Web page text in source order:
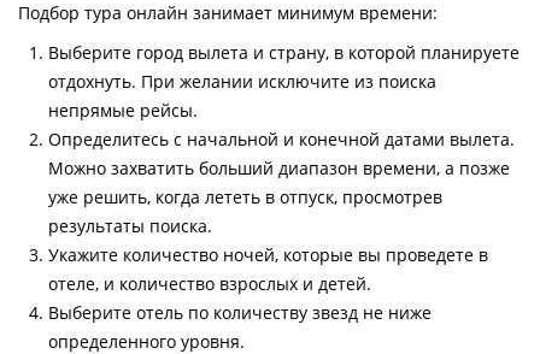
Подбор тура онлайн занимает минимум времени:
Выберите город вылета и страну, в которой планируете
отдохнуть. При желании исключите из поиска
непрямые рейсы.
Определитесь с начальной и конечной датами вылета.
Можно захватить больший диапазон времени, а позже
уже решить, когда лететь в отпуск, просмотрев
результаты поиска.
Укажите количество ночей, которые вы проведете в
отеле, и количество взрослых и детей.
Выберите отель по количеству звезд не ниже
определенного уровня.